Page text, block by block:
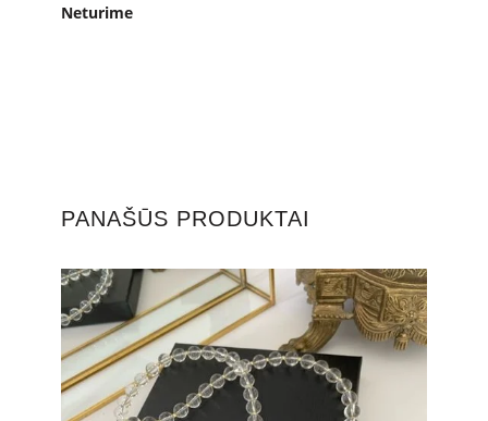
Neturime
PANAŠŪS PRODUKTAI